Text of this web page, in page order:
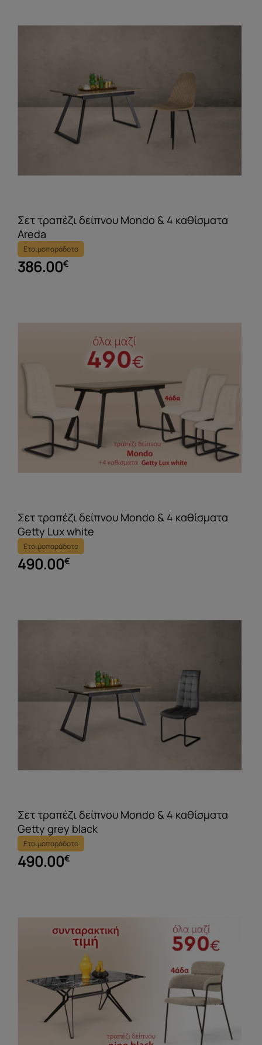
Σετ τραπέζι δείπνου Mondo & 4 καθίσματα
Areda
Ετοιμοπαράδοτο
386.00€
Σετ τραπέζι δείπνου Mondo & 4 καθίσματα
Getty Lux white
Ετοιμοπαράδοτο
490.00€
Σετ τραπέζι δείπνου Mondo & 4 καθίσματα
Getty grey black
Ετοιμοπαράδοτο
490.00€